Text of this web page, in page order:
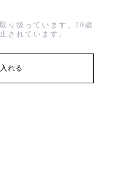
り扱っています。20歳
されています。
れる